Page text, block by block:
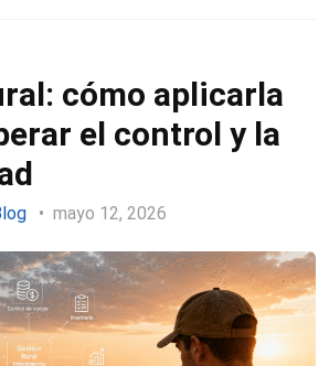
cómo aplicarla
el control y la
mayo 12, 2026